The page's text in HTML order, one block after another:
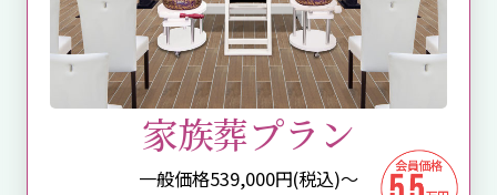
家族葬プラン
一般価格539,000円(税込)～